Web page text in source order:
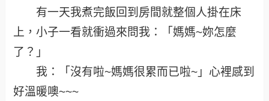
有一天我煮完飯回到房間就整個人掛在床
上，小子一看就衝過來問我：「媽媽~妳怎麼
了？」
我：「沒有啦~媽媽很累而已啦~」心裡感到
好溫暖噢~~~